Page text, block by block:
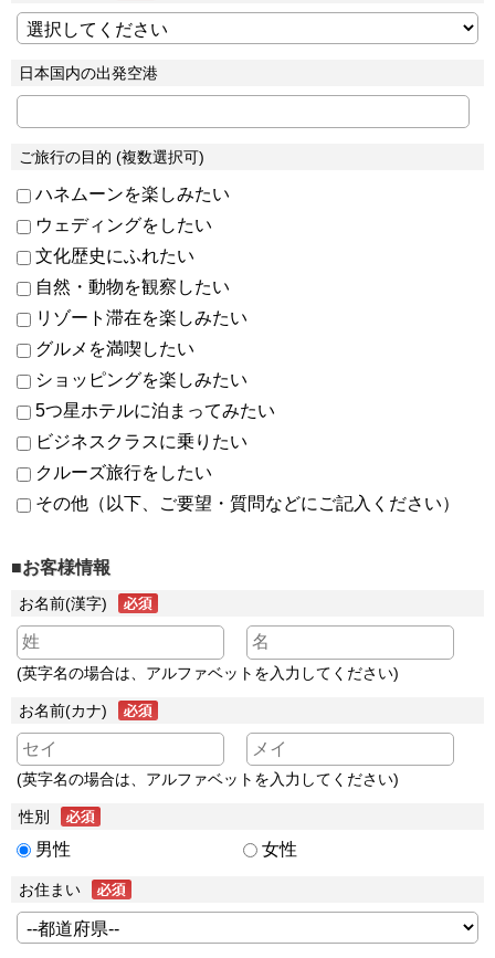
日本国内の出発空港
ご旅行の目的 (複数選択可)
ハネムーンを楽しみたい
ウェディングをしたい
文化歴史にふれたい
自然・動物を観察したい
リゾート滞在を楽しみたい
グルメを満喫したい
ショッピングを楽しみたい
5つ星ホテルに泊まってみたい
ビジネスクラスに乗りたい
クルーズ旅行をしたい
その他（以下、ご要望・質問などにご記入ください）
■お客様情報
お名前(漢字)
(英字名の場合は、アルファベットを入力してください)
お名前(カナ)
(英字名の場合は、アルファベットを入力してください)
性別
男性 女性
お住まい